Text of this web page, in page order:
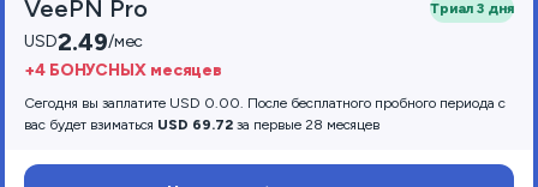
VeePN Pro Триал 3 дня
USD2.49/мес
+4 БОНУСНЫХ месяцев
Сегодня вы заплатите USD 0.00. После бесплатного пробного периода с
вас будет взиматься USD 69.72 за первые 28 месяцев